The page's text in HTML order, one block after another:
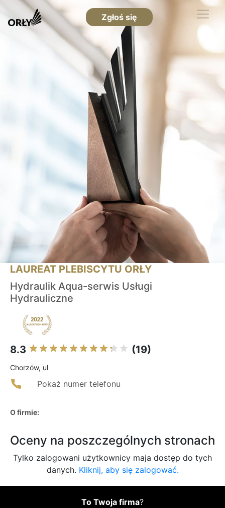
Zgłoś się
LAUREAT PLEBISCYTU ORŁY
Hydraulik Aqua-serwis Usługi
Hydrauliczne
8.3 (19)
Chorzów, ul
Pokaż numer telefonu
O firmie:
Oceny na poszczególnych stronach
Tylko zalogowani użytkownicy maja dostęp do tych
danych. Kliknij, aby się zalogować.
To Twoja firma?